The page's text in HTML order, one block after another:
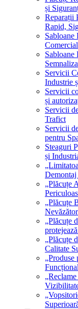
și
Reparații
Rapid,
Sabloane
Sabloane
Servicii
Industrie
Servicii
și
Servicii
Trafict
Servicii
pentru
Steaguri
și
„Plăcuțe
„Plăcuțe
„Plăcuțe
„Plăcuțe
Calitate
„Produse